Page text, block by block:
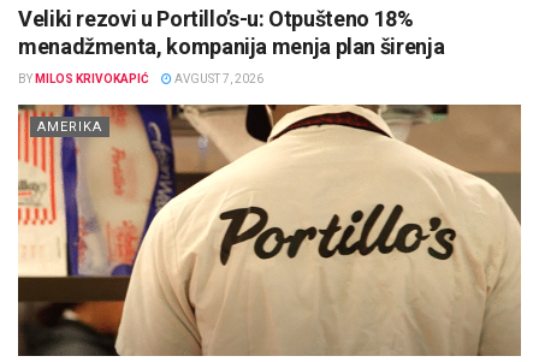
Veliki rezovi u Portillo’s-u: Otpušteno 18%
menadžmenta, kompanija menja plan širenja
BY MILOS KRIVOKAPIĆ AVGUST 7, 2026
AMERIKA